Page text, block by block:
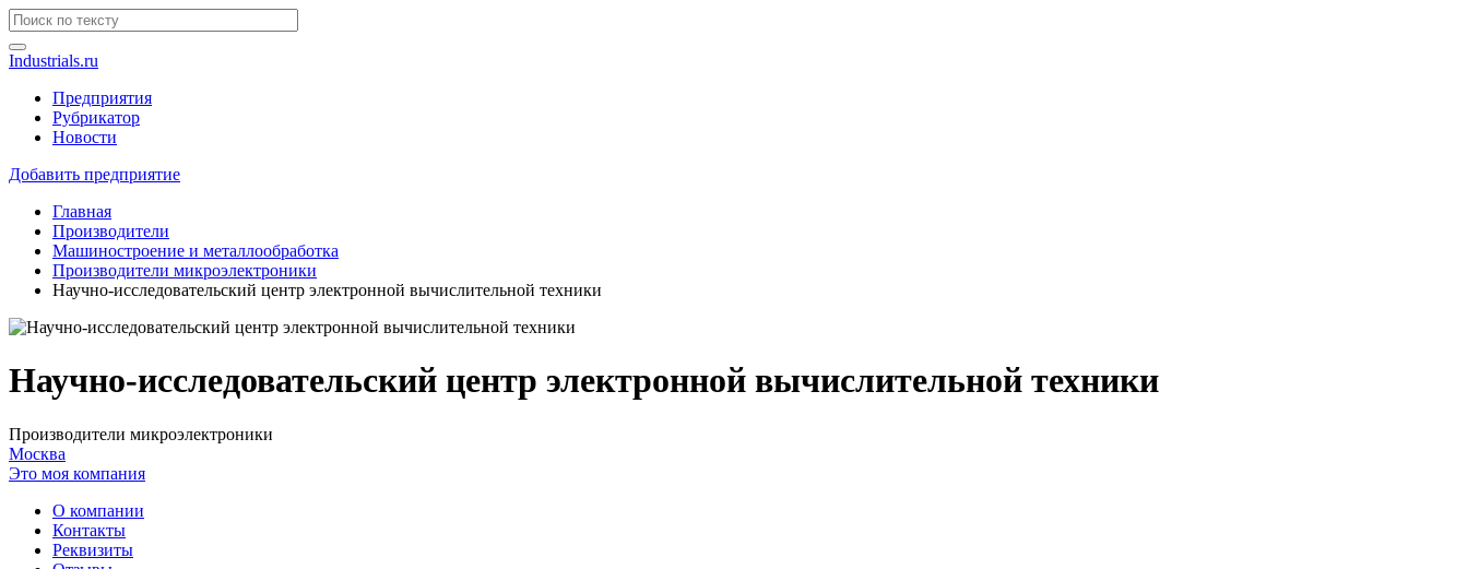
Industrials.ru
Предприятия
Рубрикатор
Новости
Добавить предприятие
Главная
Производители
Машиностроение и металлообработка
Производители микроэлектроники
Научно-исследовательский центр электронной вычислительной техники
Научно-исследовательский центр электронной вычислительной техники
Производители микроэлектроники
Москва
Это моя компания
О компании
Контакты
Реквизиты